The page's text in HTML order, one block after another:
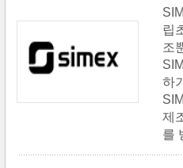
립
조
하
제
를